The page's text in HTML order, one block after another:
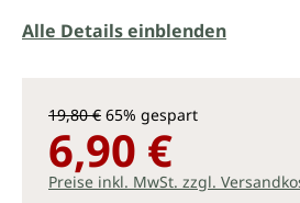
In jungen Jahren, da glänzte sie
Menschen, die ihr nahestanden,
Waffen ihres damaligen
Am Ende landete sie im
das Leben nehmen wollte, wurde
Alle Details einblenden
19,80 € 65% gespart
6,90 €
Preise inkl. MwSt. zzgl.